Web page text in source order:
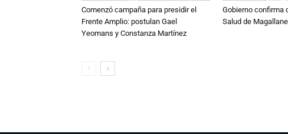
Comenzó campaña para presidir el
Frente Amplio: postulan Gael
Yeomans y Constanza Martínez
Gobierno confirma
Salud de